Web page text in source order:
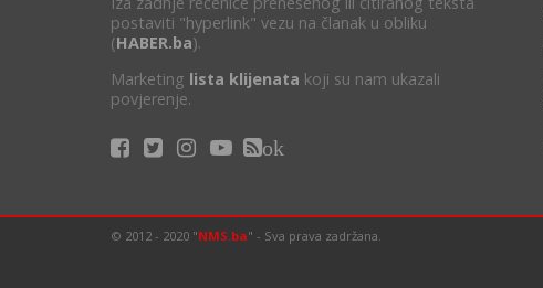
postaviti "hyperlink" vezu na članak u obliku
(HABER.ba).
Marketing lista klijenata koji su nam ukazali
povjerenje.
ok
© 2012 - 2020 "NMS.ba" - Sva prava zadržana.